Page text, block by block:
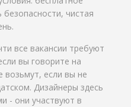
чистая
все вакансии требуют
вы говорите на
возьмут, если вы не
Дизайнеры здесь
- они участвуют в